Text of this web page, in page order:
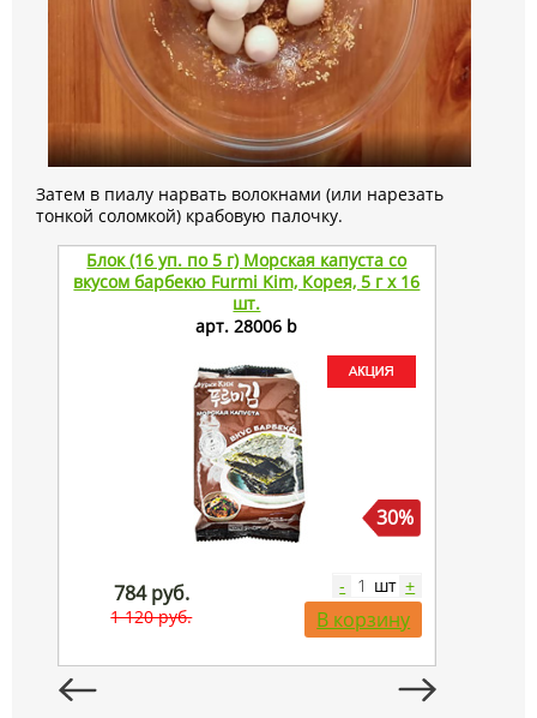
Затем в пиалу нарвать волокнами (или нарезать
тонкой соломкой) крабовую палочку.
Блок (16 уп. по 5 г) Морская капуста со
вкусом барбекю Furmi Kim, Корея, 5 г х 16
шт.
арт. 28006 b
30%
784 руб.
1 120 руб.
- шт +
В корзину